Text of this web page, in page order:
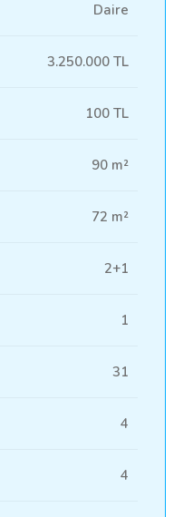
Daire
3.250.000 TL
100 TL
90 m²
72 m²
2+1
1
31
4
4